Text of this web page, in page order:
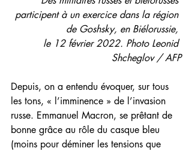
participent à un exercice dans la région
de Goshsky, en Biélorussie,
le 12 février 2022. Photo Leonid
Shcheglov / AFP
Depuis, on a entendu évoquer, sur tous
les tons, « l’imminence » de l’invasion
russe. Emmanuel Macron, se prêtant de
bonne grâce au rôle du casque bleu
(moins pour déminer les tensions que